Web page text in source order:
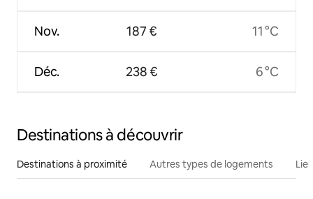
Nov.
Déc.
187 €
238 €
11 °C
6 °C
Destinations à découvrir
Destinations à proximité Autres types de logements